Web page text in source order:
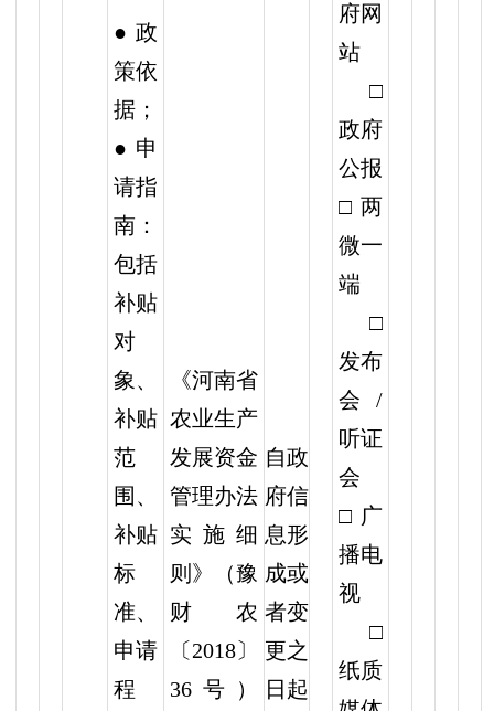
● 政
策依
据；
● 申
请指
南：
包括
补贴
对
象、
补贴
范
围、
补贴
标
准、
申请
程
《河南省
农业生产
发展资金
管理办法
实施细
则》（豫
财农
〔2018〕
36号）
自政
府信
息形
成或
者变
更之
日起
府网
站
□
政府
公报
□两
微一
端
□
发布
会/
听证
会
□广
播电
视
□
纸质